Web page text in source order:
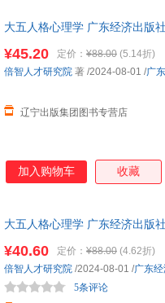
大五人格心理学 广东经济出版
¥45.20 定价： ¥88.00 (5.14折)
辽宁出版集团图书专营店
倍智人才研究院 著 /2024-08-01 /广
加入购物车 收藏
大五人格心理学 广东经济出版
¥40.60 定价： ¥88.00 (4.62折)
5条评论
倍智人才研究院 /2024-08-01 /广东